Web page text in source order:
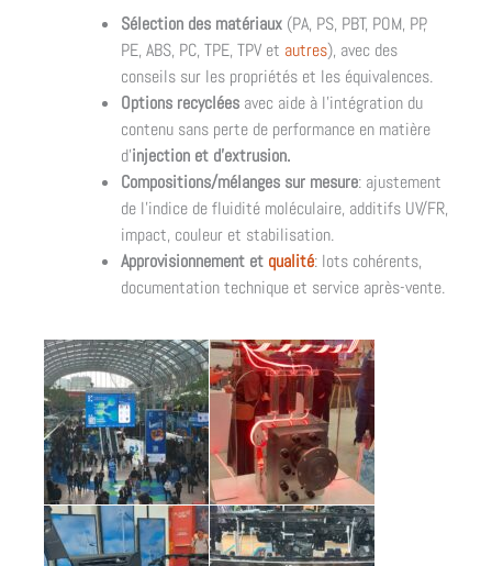
Sélection des matériaux(PA, PS, PBT, POM, PP,
PE, ABS, PC, TPE, TPV et autres), avec des
conseils sur les propriétés et les équivalences.
Options recycléesavec aide à l’intégration du
contenu sans perte de performance en matière
d’injection et d’extrusion.
Compositions/mélanges sur mesure: ajustement
de l’indice de fluidité moléculaire, additifs UV/FR,
impact, couleur et stabilisation.
Approvisionnement et qualité: lots cohérents,
documentation technique et service après-vente.